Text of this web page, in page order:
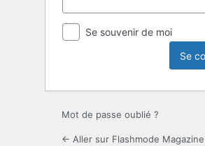
Se souvenir de moi
Mot de passe oublié ?
← Aller sur Flashmode Magazine |